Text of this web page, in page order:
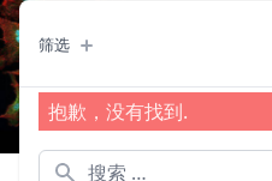
筛选
筛选
抱歉，没有找到.
搜索：